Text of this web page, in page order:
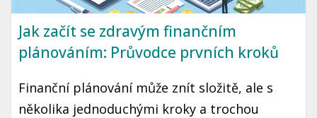
Jak začít se zdravým finančním
plánováním: Průvodce prvních kroků
Finanční plánování může znít složitě, ale s
několika jednoduchými kroky a trochou